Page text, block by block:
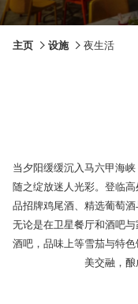
主页 设施 夜生活
当夕阳缓缓沉入马六甲海
随之绽放迷人光彩。登临
品招牌鸡尾酒、精选葡萄
无论是在卫星餐厅和酒吧
酒吧，品味上等雪茄与特
美交融，酿